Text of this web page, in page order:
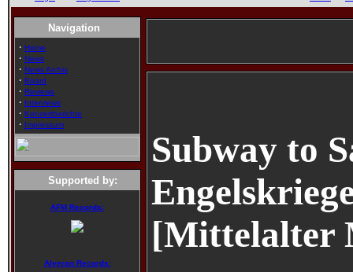
Navigation
· Home
· News
· News Archiv
· Board
· Reviews
· Interviews
· Konzertberichte
· Impressum
Supported by:
AFM Records:
Alveran Records:
Subway to
[Mittelalter